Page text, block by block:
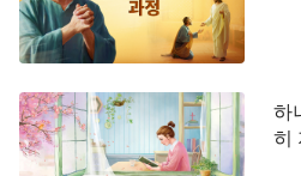
너는 왜 예수를 믿었느냐?
단 말이냐? 아니면 계시라도
너를 그 정도로 은혜롭게 대
게 그렇게 큰 축복을 내렸단
거로 예수를 믿게 되었느냐?
하
히